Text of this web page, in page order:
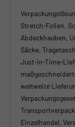
Stretch-Folien,
Abdeckhauben,
Säcke,
Just-in-Time-
weltweite
Einzelhandel,